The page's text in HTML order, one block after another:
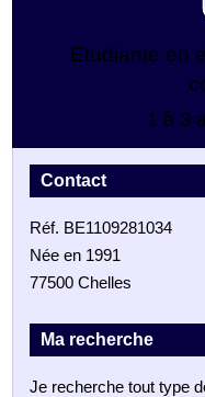
Etudiante en
1 à 3
Contact
Réf. BE1109281034
Née en 1991
77500 Chelles
Ma recherche
Je recherche tout type